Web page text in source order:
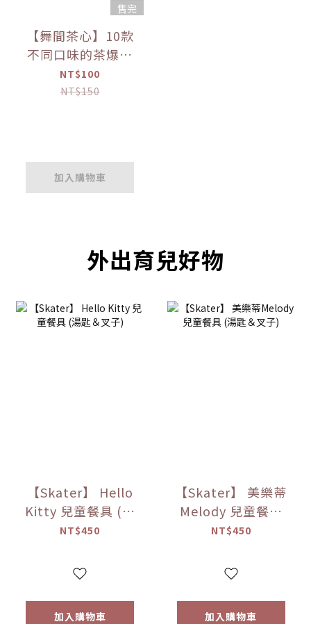
售完
【舞間茶心】10款
不同口味的茶爆米
花 60g 【優惠限
定】
NT$100
NT$150
加入購物車
外出育兒好物
【Skater】 Hello
Kitty 兒童餐具 (湯
匙＆叉子)
NT$450
加入購物車
【Skater】 美樂蒂
Melody 兒童餐具
(湯匙＆叉子)
NT$450
加入購物車